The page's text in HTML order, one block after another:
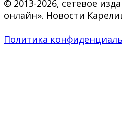
© 2013-2026, сетевое
онлайн». Новости
Политика